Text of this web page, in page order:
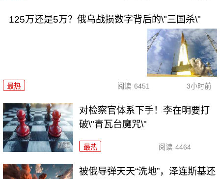
125万还是5万？俄乌战损数字背后的\"三国杀\"
最热 阅读 6451 3小时前
对检察官体系下手！李在明要打
破\"青瓦台魔咒\"
最热 阅读 4464
被俄导弹天天“洗地”，泽连斯基还